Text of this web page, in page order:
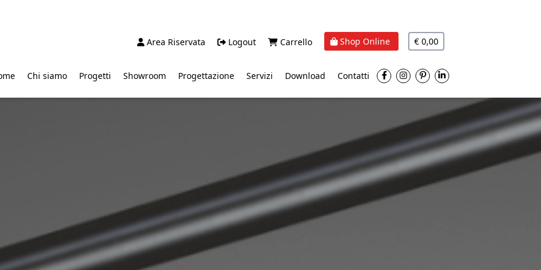
Area Riservata Logout Carrello Shop Online € 0,00
Chi siamo Progetti Showroom Progettazione Servizi Download Contatti